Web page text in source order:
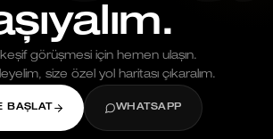
görüşmesi için hemen ulaşın.
size özel yol haritası çıkaralım.
BAŞLAT WHATSAPP